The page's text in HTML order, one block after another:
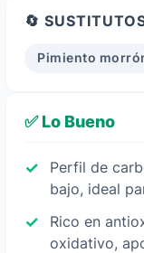
🔄
Pimiento
✅ Lo Bueno
Perfil de
bajo, ideal
Rico en
oxidativo,